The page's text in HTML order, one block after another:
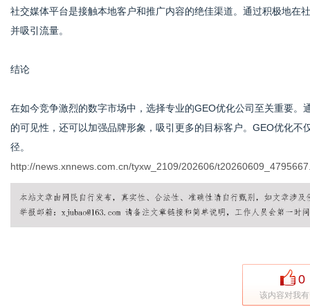
社交媒体平台是接触本地客户和推广内容的绝佳渠道。通过积极地在
并吸引流量。
结论
在如今竞争激烈的数字市场中，选择专业的GEO优化公司至关重要
的可见性，还可以加强品牌形象，吸引更多的目标客户。GEO优化
径。
http://news.xnnews.com.cn/tyxw_2109/202606/
0
该内容对我